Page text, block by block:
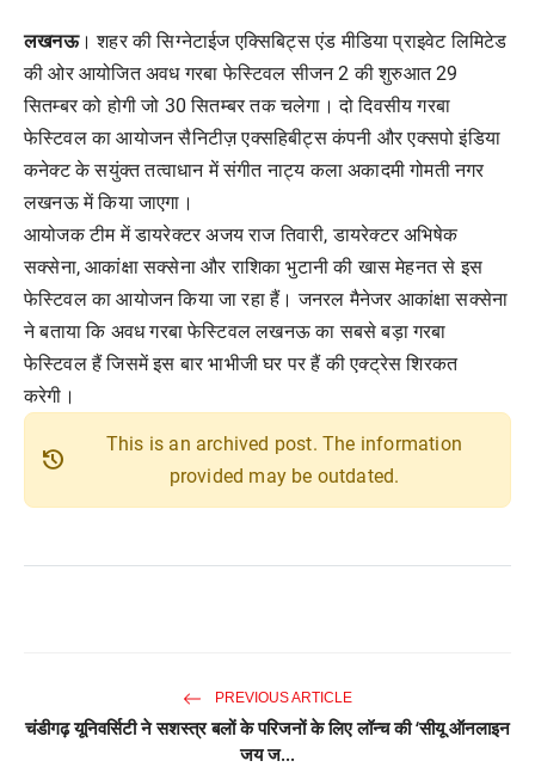
लखनऊ। शहर की सिग्नेटाईज एक्सिबिट्स एंड मीडिया प्राइवेट लिमिटेड
की ओर आयोजित अवध गरबा फेस्टिवल सीजन 2 की शुरुआत 29
सितम्बर को होगी जो 30 सितम्बर तक चलेगा। दो दिवसीय गरबा
फेस्टिवल का आयोजन सैनिटीज़ एक्सहिबीट्स कंपनी और एक्सपो इंडिया
कनेक्ट के सयुंक्त तत्वाधान में संगीत नाट्य कला अकादमी गोमती नगर
लखनऊ में किया जाएगा।
आयोजक टीम में डायरेक्टर अजय राज तिवारी, डायरेक्टर अभिषेक
सक्सेना, आकांक्षा सक्सेना और राशिका भुटानी की खास मेहनत से इस
फेस्टिवल का आयोजन किया जा रहा हैं। जनरल मैनेजर आकांक्षा सक्सेना
ने बताया कि अवध गरबा फेस्टिवल लखनऊ का सबसे बड़ा गरबा
फेस्टिवल हैं जिसमें इस बार भाभीजी घर पर हैं की एक्ट्रेस शिरकत
करेगी।
history
This is an archived post. The information
provided may be outdated.
PREVIOUS ARTICLE
चंडीगढ़ यूनिवर्सिटी ने सशस्त्र बलों के परिजनों के लिए लॉन्च की ‘सीयू ऑनलाइन
जय ज...